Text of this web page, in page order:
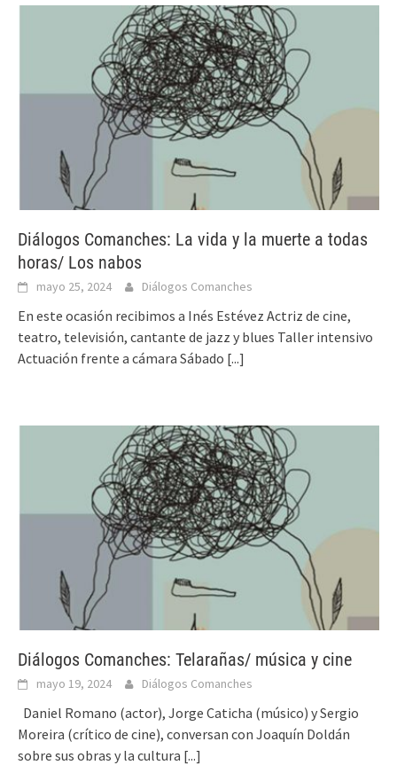
Diálogos Comanches: La vida y la muerte a todas
horas/ Los nabos
mayo 25, 2024 Diálogos Comanches
En este ocasión recibimos a Inés Estévez Actriz de cine,
teatro, televisión, cantante de jazz y blues Taller intensivo
Actuación frente a cámara Sábado [...]
Diálogos Comanches: Telarañas/ música y cine
mayo 19, 2024 Diálogos Comanches
Daniel Romano (actor), Jorge Caticha (músico) y Sergio
Moreira (crítico de cine), conversan con Joaquín Doldán
sobre sus obras y la cultura [...]